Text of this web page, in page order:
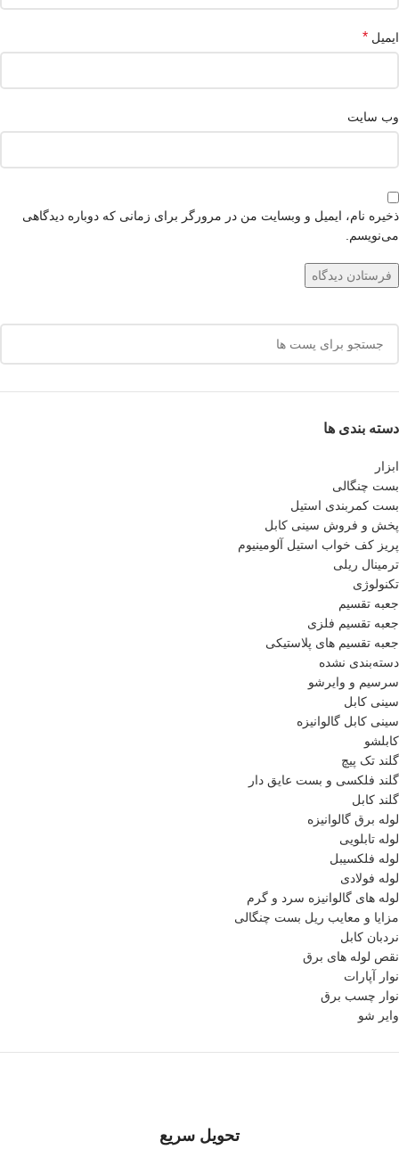
ایمیل *
وب‌ سایت
ذخیره نام، ایمیل و وبسایت من در مرورگر برای زمانی که دوباره دیدگاهی
می‌نویسم.
دسته بندی ها
ابزار
بست چنگالی
بست کمربندی استیل
پخش و فروش سینی کابل
پريز كف خواب استيل آلومينيوم
ترمینال ریلی
تکنولوژی
جعبه تقسیم
جعبه تقسیم فلزی
جعبه تقسیم های پلاستیکی
دسته‌بندی نشده
سرسیم و وایرشو
سینی کابل
سینی کابل گالوانیزه
کابلشو
گلند تک پیچ
گلند فلكسی و بست عایق دار
گلند کابل
لوله برق گالوانیزه
لوله تابلویی
لوله فلکسیبل
لوله فولادی
لوله های گالوانیزه سرد و گرم
مزایا و معایب ریل بست چنگالی
نردبان کابل
نقص لوله های برق
نوار آپارات
نوار چسب برق
وایر شو
تحویل سریع